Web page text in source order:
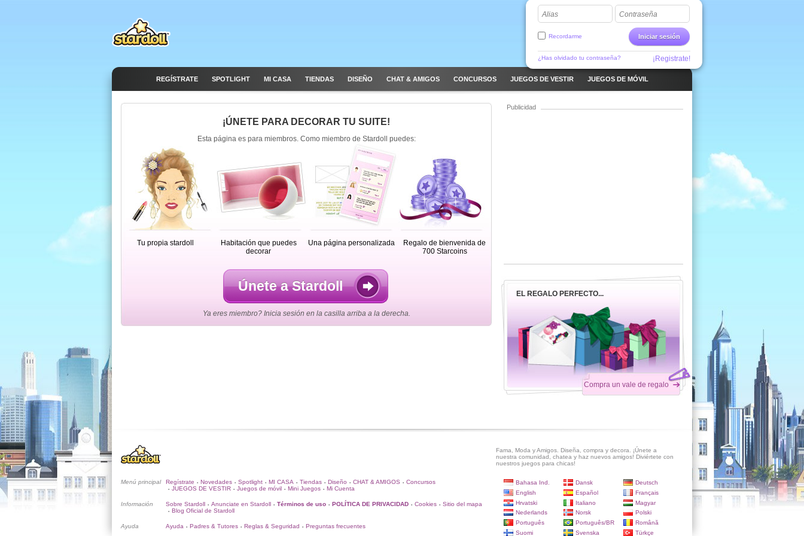
Alias Contraseña
Iniciar sesión
Recordarme
¿Has olvidado tu contraseña? ¡Registrate!
REGÍSTRATE SPOTLIGHT MI CASA TIENDAS DISEÑO CHAT & AMIGOS CONCURSOS JUEGOS DE VESTIR JUEGOS DE MÓVIL
¡ÚNETE PARA DECORAR TU SUITE!
Esta página es para miembros. Como miembro de Stardoll puedes:
Tu propia stardoll
Habitación que puedes
decorar
Una página personalizada
Regalo de bienvenida de
700 Starcoins
Únete a Stardoll
Ya eres miembro? Inicia sesión en la casilla arriba a la derecha.
Publicidad
EL REGALO PERFECTO...
Compra un vale de regalo
Fama, Moda y Amigos. Diseña, compra y decora. ¡Únete a
nuestra comunidad, chatea y haz nuevos amigos! Diviértete con
nuestros juegos para chicas!
Menú principal Regístrate • Novedades • Spotlight • MI CASA • Tiendas • Diseño • CHAT & AMIGOS • Concursos
• JUEGOS DE VESTIR • Juegos de móvil • Mini Juegos • Mi Cuenta
Información Sobre Stardoll • Anunciate en Stardoll • Términos de uso • POLÍTICA DE PRIVACIDAD • Cookies • Sitio del mapa
• Blog Oficial de Stardoll
Ayuda Ayuda • Padres & Tutores • Reglas & Seguridad • Preguntas frecuentes
Bahasa Ind. Dansk
Deutsch
English
Español
Français
Hrvatski
Italiano
Magyar
Nederlands
Norsk
Polski
Português
Português/BR
Română
Suomi
Svenska Türkçe